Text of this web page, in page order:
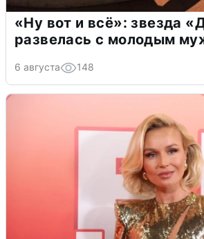
«Ну вот и всё»: звезда
развелась с молодым
6 августа 148